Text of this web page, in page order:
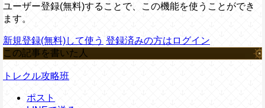
ユーザー登録(無料)することで、この機能を使うことができ
ます。
新規登録(無料)して使う 登録済みの方はログイン
この記事を書いた人
トレクル攻略班
ポスト